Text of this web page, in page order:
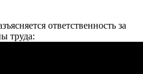
ответственность за
труда: